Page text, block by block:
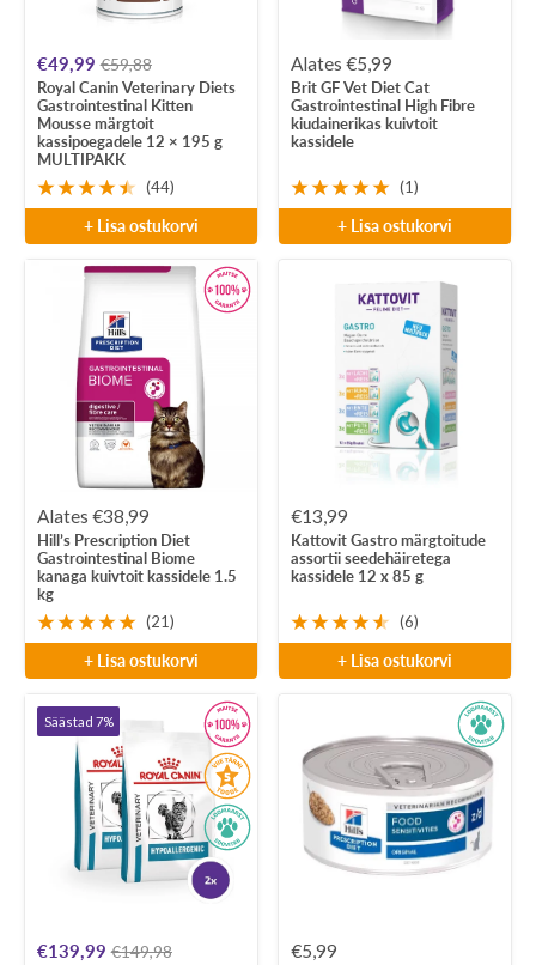
Soodushind
€49,99€59,88
Royal Canin Veterinary Diets
Gastrointestinal Kitten
Mousse märgtoit
kassipoegadele 12 × 195 g
MULTIPAKK
(44)
+ Lisa ostukorvi
Soodushind
Alates €5,99
Brit GF Vet Diet Cat
Gastrointestinal High Fibre
kiudainerikas kuivtoit
kassidele
(1)
+ Lisa ostukorvi
Soodushind
Alates €38,99
Hill’s Prescription Diet
Gastrointestinal Biome
kanaga kuivtoit kassidele 1.5
kg
(21)
+ Lisa ostukorvi
Soodushind
€13,99
Kattovit Gastro märgtoitude
assortii seedehäiretega
kassidele 12 x 85 g
(6)
+ Lisa ostukorvi
Säästad 7%
Soodushind
€139,99€149,98 Soodushind
€5,99